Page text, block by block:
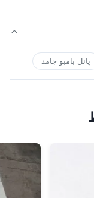
پانل بامبو جامد